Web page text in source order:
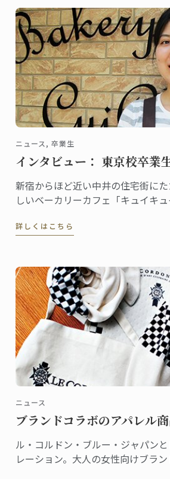
ニュース, 卒業生
インタビュー： 東京校卒業
新宿からほど近い中井の住宅街に
しいベーカリーカフェ「キュイキ
校でパンディプロムを取得した大西
詳しくはこちら
ニュース
ブランドコラボのアパレル
ル・コルドン・ブルー・ジャパン
レーション。大人の女性向けブラ